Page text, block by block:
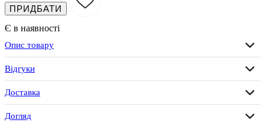
ПРИДБАТИ
Є в наявності
Опис товару
Відгуки
Доставка
Догляд